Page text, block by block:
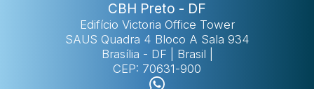
CBH Preto - DF
Edifício Victoria Office Tower
SAUS Quadra 4 Bloco A Sala 934
Brasília - DF | Brasil |
CEP: 70631-900